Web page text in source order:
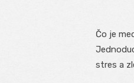
Čo je
stres a